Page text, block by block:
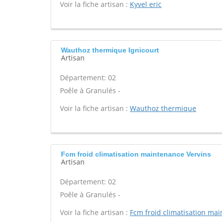
Voir la fiche artisan : Kyvel eric
Wauthoz thermique Ignicourt
Artisan
Département: 02
Poêle à Granulés -
Voir la fiche artisan : Wauthoz thermique
Fcm froid climatisation maintenance Vervins
Artisan
Département: 02
Poêle à Granulés -
Voir la fiche artisan : Fcm froid climatisation